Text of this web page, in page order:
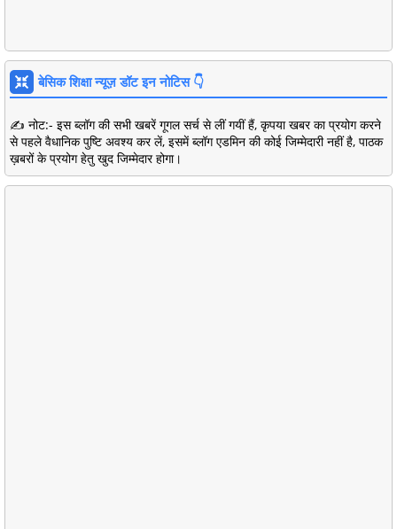
बेसिक शिक्षा न्यूज़ डॉट इन नोटिस 👇
✍️ नोट:- इस ब्लॉग की सभी खबरें गूगल सर्च से लीं गयीं हैं, कृपया खबर का प्रयोग करने
से पहले वैधानिक पुष्टि अवश्य कर लें, इसमें ब्लॉग एडमिन की कोई जिम्मेदारी नहीं है, पाठक
ख़बरों के प्रयोग हेतु खुद जिम्मेदार होगा।